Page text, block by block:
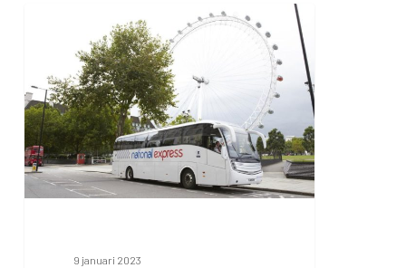
Stansted
–
centrum
9 januari 2023